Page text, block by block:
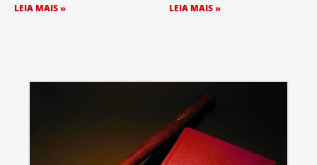
LEIA MAIS » LEIA MAIS »